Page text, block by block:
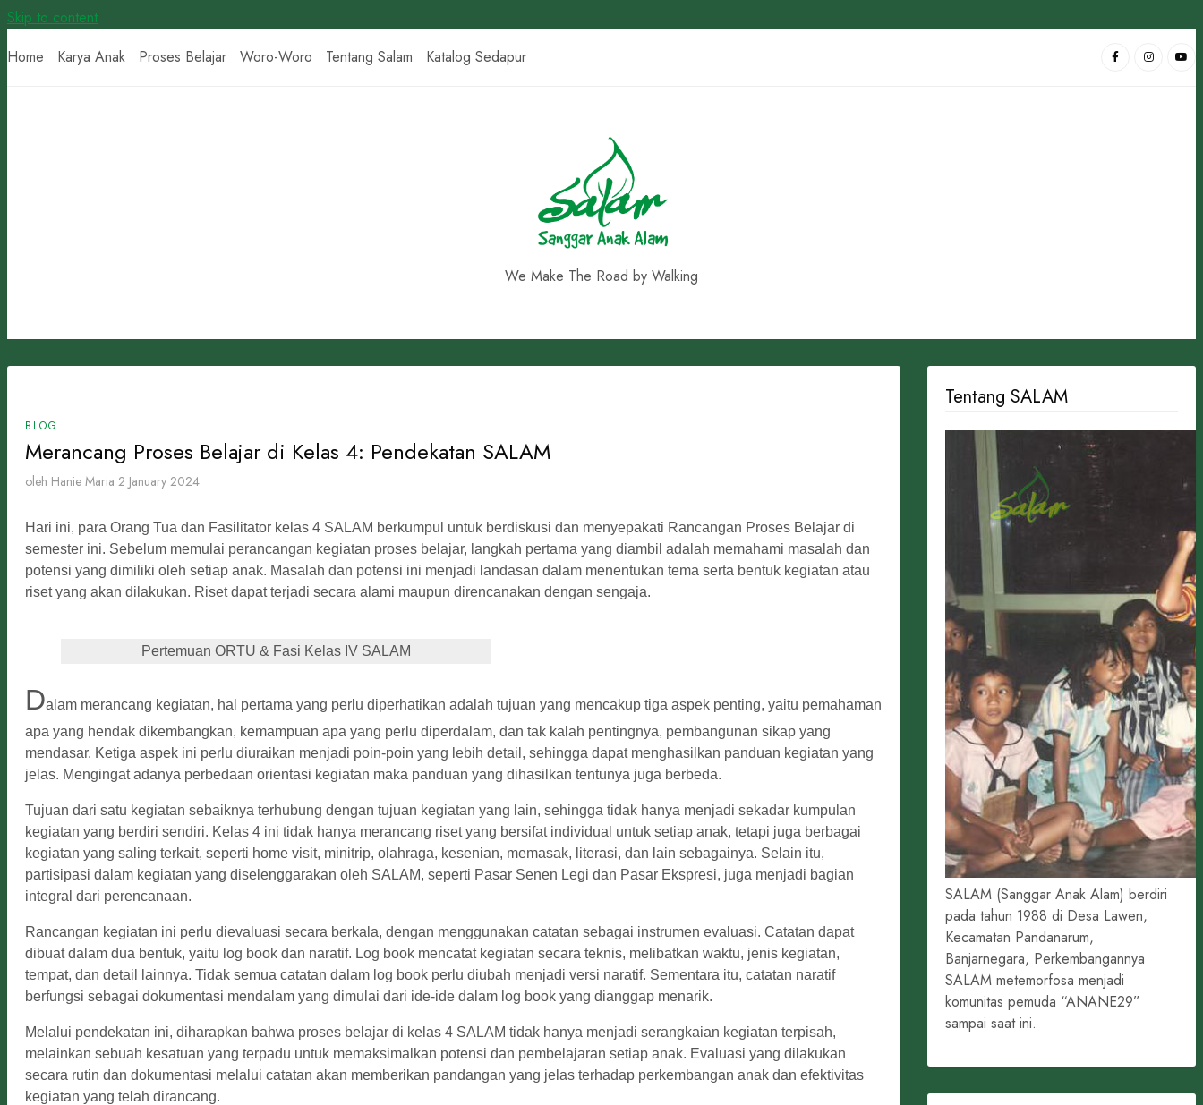
Skip to content
Home
Karya Anak Proses Belajar Woro-Woro Tentang Salam Katalog Sedapur
We Make The Road by Walking
BLOG
Merancang Proses Belajar di Kelas 4: Pendekatan SALAM
oleh Hanie Maria 2 January 2024
Hari ini, para Orang Tua dan Fasilitator kelas 4 SALAM berkumpul untuk berdiskusi dan menyepakati Rancangan Proses Belajar di
semester ini. Sebelum memulai perancangan kegiatan proses belajar, langkah pertama yang diambil adalah memahami masalah dan
potensi yang dimiliki oleh setiap anak. Masalah dan potensi ini menjadi landasan dalam menentukan tema serta bentuk kegiatan atau
riset yang akan dilakukan. Riset dapat terjadi secara alami maupun direncanakan dengan sengaja.
Pertemuan ORTU & Fasi Kelas IV SALAM
Dalam merancang kegiatan, hal pertama yang perlu diperhatikan adalah tujuan yang mencakup tiga aspek penting, yaitu pemahaman
apa yang hendak dikembangkan, kemampuan apa yang perlu diperdalam, dan tak kalah pentingnya, pembangunan sikap yang
mendasar. Ketiga aspek ini perlu diuraikan menjadi poin-poin yang lebih detail, sehingga dapat menghasilkan panduan kegiatan yang
jelas. Mengingat adanya perbedaan orientasi kegiatan maka panduan yang dihasilkan tentunya juga berbeda.
Tujuan dari satu kegiatan sebaiknya terhubung dengan tujuan kegiatan yang lain, sehingga tidak hanya menjadi sekadar kumpulan
kegiatan yang berdiri sendiri. Kelas 4 ini tidak hanya merancang riset yang bersifat individual untuk setiap anak, tetapi juga berbagai
kegiatan yang saling terkait, seperti home visit, minitrip, olahraga, kesenian, memasak, literasi, dan lain sebagainya. Selain itu,
partisipasi dalam kegiatan yang diselenggarakan oleh SALAM, seperti Pasar Senen Legi dan Pasar Ekspresi, juga menjadi bagian
integral dari perencanaan.
Rancangan kegiatan ini perlu dievaluasi secara berkala, dengan menggunakan catatan sebagai instrumen evaluasi. Catatan dapat
dibuat dalam dua bentuk, yaitu log book dan naratif. Log book mencatat kegiatan secara teknis, melibatkan waktu, jenis kegiatan,
tempat, dan detail lainnya. Tidak semua catatan dalam log book perlu diubah menjadi versi naratif. Sementara itu, catatan naratif
berfungsi sebagai dokumentasi mendalam yang dimulai dari ide-ide dalam log book yang dianggap menarik.
Melalui pendekatan ini, diharapkan bahwa proses belajar di kelas 4 SALAM tidak hanya menjadi serangkaian kegiatan terpisah,
melainkan sebuah kesatuan yang terpadu untuk memaksimalkan potensi dan pembelajaran setiap anak. Evaluasi yang dilakukan
secara rutin dan dokumentasi melalui catatan akan memberikan pandangan yang jelas terhadap perkembangan anak dan efektivitas
kegiatan yang telah dirancang.
Tentang SALAM
SALAM (Sanggar Anak Alam) berdiri
pada tahun 1988 di Desa Lawen,
Kecamatan Pandanarum,
Banjarnegara, Perkembangannya
SALAM metemorfosa menjadi
komunitas pemuda “ANANE29”
sampai saat ini.